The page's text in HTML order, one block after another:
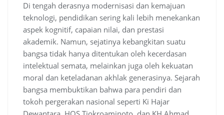
Di tengah derasnya modernisasi dan kemajuan
teknologi, pendidikan sering kali lebih menekankan
aspek kognitif, capaian nilai, dan prestasi
akademik. Namun, sejatinya kebangkitan suatu
bangsa tidak hanya ditentukan oleh kecerdasan
intelektual semata, melainkan juga oleh kekuatan
moral dan keteladanan akhlak generasinya. Sejarah
bangsa membuktikan bahwa para pendiri dan
tokoh pergerakan nasional seperti Ki Hajar